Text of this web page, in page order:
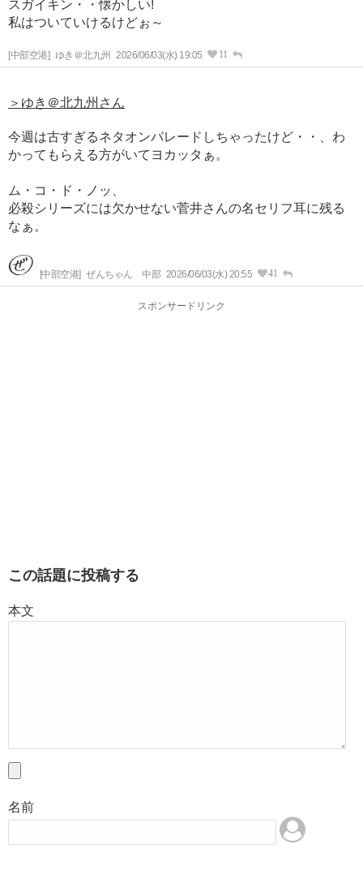
スガイキン・・懐かしい!
私はついていけるけどぉ～
[中部空港] ゆき＠北九州 2026/06/03(水) 19:05 11
＞ゆき＠北九州さん
今週は古すぎるネタオンパレードしちゃったけど・・、わ
かってもらえる方がいてヨカッタぁ。
ム・コ・ド・ノッ、
必殺シリーズには欠かせない菅井さんの名セリフ耳に残る
なぁ。
[中部空港] ぜんちゃん 中部 2026/06/03(水) 20:55 41
スポンサードリンク
この話題に投稿する
本文
名前